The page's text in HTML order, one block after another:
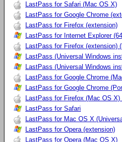
LastPass for Safari (Mac OS X)
LastPass for Google Chrome
LastPass for Firefox (extension)
LastPass for Internet Explorer
LastPass for Firefox (extension)
LastPass (Universal Windows
LastPass (Universal Windows
LastPass for Google Chrome
LastPass for Google Chrome
LastPass for Firefox (Mac OS X)
LastPass for Safari
LastPass for Mac OS X
LastPass for Opera (extension)
LastPass for Opera (Mac OS X)